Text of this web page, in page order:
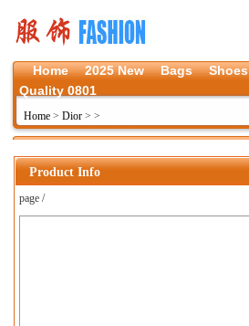
Home 2025 New Bags Shoes
Quality 0801
Home > Dior > >
Product Info
page /